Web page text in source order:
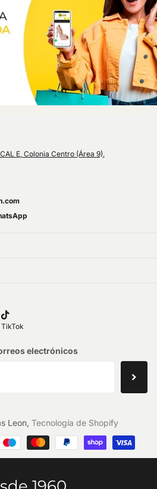
E, Colonia Centro (Área 9),
TikTok
electrónicos
Leon, Tecnología de Shopify